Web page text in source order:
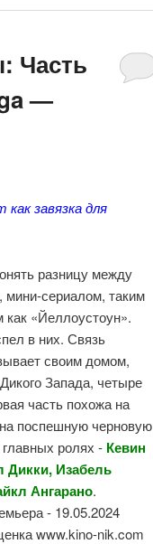
Часть
—
завязка для
разницу между
мини-сериалом, таким
«Йеллоустоун».
в них. Связь
своим домом,
Запада, четыре
часть похожа на
поспешную черновую
ролях - Кевин
Изабель
Ангарано.
- 19.05.2024
www.kino-nik.com